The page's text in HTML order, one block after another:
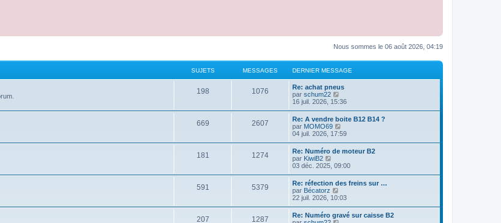
Nous sommes le 06 août 2026, 04:19
SUJETS MESSAGES DERNIER MESSAGE
198 1076
Re: achat pneus
par schum22
o
u
l
t
e
r
e
d
e
r
n
i
e
r
16 juil. 2026, 15:36
669 2607
Re: A vendre boite B12 B14 ?
par MOMO69
o
u
t
e
r
e
d
e
r
04 juil. 2026, 17:59
181 1274
Re: Numéro de moteur B2
par KiwiB2
o
u
l
t
e
r
03 déc. 2025, 09:00
591 5379
Re: réfection des freins sur …
par Bécatorz
o
u
22 juil. 2026, 10:03
207 1287
Re: Numéro gravé sur caisse B2